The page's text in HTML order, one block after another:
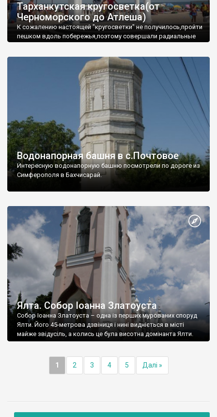
Тарханкутская кругосветка(от
Черноморского до Атлеша)
К сожалению настоящей "кругосветки" не получилось,пройти
пешком вдоль побережья,поэтому совершали радиальные
Водонапорная башня в с.Почтовое
Интересную водонапорную башню посмотрели по дороге из
Симферополя в Бахчисарай.
Ялта. Собор Іоанна Златоуста
Собор Іоанна Златоуста – одна із перших мурованих споруд
Ялти. Його 45-метрова дзвіниця і нині видніється в місті
майже звідусіль, а колись це була висотна домінанта Ялти.
1 2 3 4 5 Далі »